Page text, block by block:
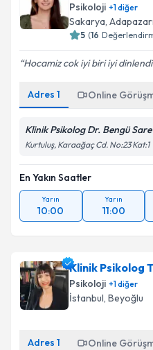
Psikoloji +1diğer
Sakarya, Adapazarı
5 (16
Hocamiz cok iyi biri iyi
Adres 1 Online
Klinik Psikolog Dr. Bengü Sare
Kurtuluş, Karaağaç Cd. No:23 Kat:1
En Yakın Saatler
Yarın
10:00
Yarın
11:00
Klinik Psikolog
Psikoloji +1diğer
İstanbul, Beyoğlu
Adres 1 Online